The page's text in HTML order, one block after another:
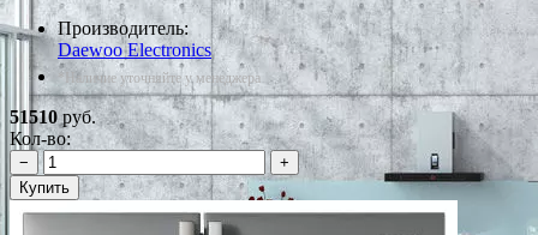
Производитель:
Daewoo Electronics
*Наличие уточняйте у менеджера
51510руб.
Кол-во:
−
+
Купить